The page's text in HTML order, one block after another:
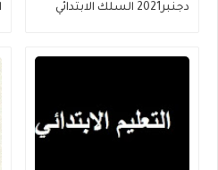
دجنبر2021 السلك الابتدائي